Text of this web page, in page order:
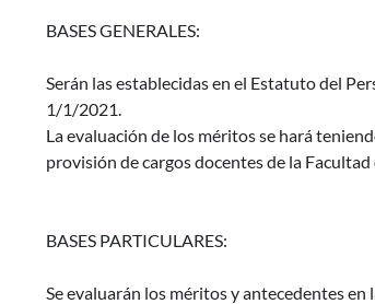
BASES GENERALES:
Serán las establecidas en el Estatuto del
1/1/2021.
La evaluación de los méritos se hará
provisión de cargos docentes de la
BASES PARTICULARES:
Se evaluarán los méritos y antecedentes